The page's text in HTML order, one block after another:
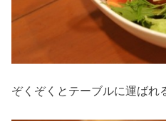
ぞくぞくとテーブルに運ばれ